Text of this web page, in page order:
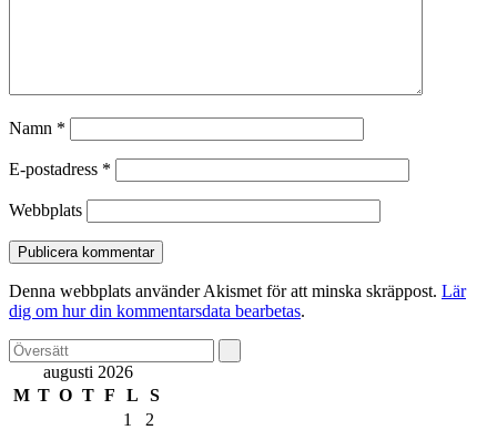
Namn *
E-postadress *
Webbplats
Denna webbplats använder Akismet för att minska skräppost. Lär
dig om hur din kommentarsdata bearbetas.
augusti 2026
M T O T F L
S
1
2